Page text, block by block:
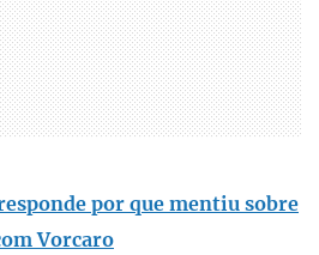
por que mentiu sobre
Vorcaro